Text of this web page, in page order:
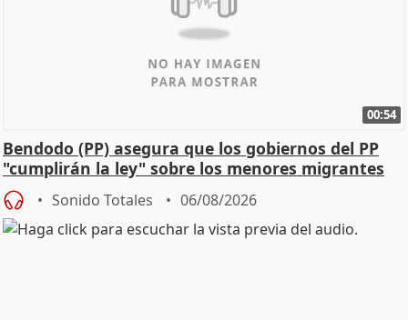
00:54
Bendodo (PP) asegura que los gobiernos del PP
"cumplirán la ley" sobre los menores migrantes
Sonido Totales 06/08/2026